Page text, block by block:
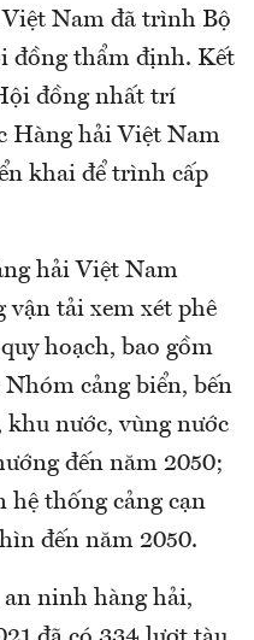
Nam đã trình Bộ
đồng thẩm định. Kết
đồng nhất trí
Hàng hải Việt Nam
khai để trình cấp
hải Việt Nam
tải xem xét phê
hoạch, bao gồm
cảng biển, bến
khu nước, vùng nước
đến năm 2050;
hệ thống cảng cạn
đến năm 2050.
ninh hàng hải,